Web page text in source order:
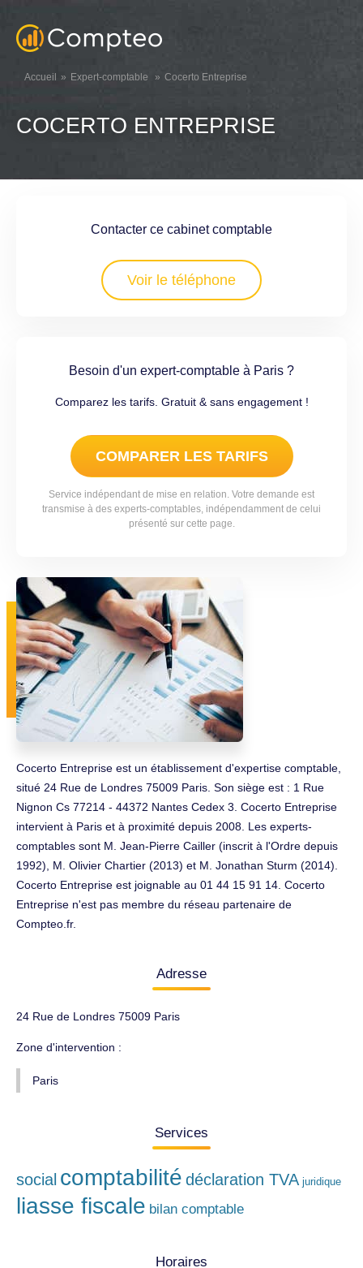
Accueil Expert-comptable Cocerto Entreprise
COCERTO ENTREPRISE
Contacter ce cabinet comptable
Voir le téléphone
Besoin d'un expert-comptable à Paris ?
Comparez les tarifs. Gratuit & sans engagement !
COMPARER LES TARIFS
Service indépendant de mise en relation. Votre demande est
transmise à des experts-comptables, indépendamment de celui
présenté sur cette page.
Cocerto Entreprise est un établissement d'expertise comptable,
situé 24 Rue de Londres 75009 Paris. Son siège est : 1 Rue
Nignon Cs 77214 - 44372 Nantes Cedex 3. Cocerto Entreprise
intervient à Paris et à proximité depuis 2008. Les experts-
comptables sont M. Jean-Pierre Cailler (inscrit à l'Ordre depuis
1992), M. Olivier Chartier (2013) et M. Jonathan Sturm (2014).
Cocerto Entreprise est joignable au 01 44 15 91 14. Cocerto
Entreprise n'est pas membre du réseau partenaire de
Compteo.fr.
Adresse
24 Rue de Londres 75009 Paris
Zone d'intervention :
Paris
Services
social comptabilité déclaration TVA juridique
liasse fiscale bilan comptable
Horaires